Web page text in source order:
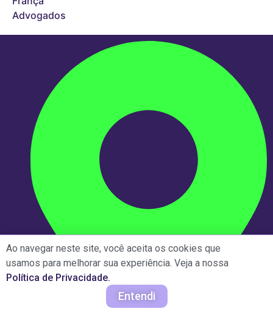
Ao navegar neste site, você aceita os cookies que
usamos para melhorar sua experiência. Veja a nossa
Política de Privacidade.
Entendi